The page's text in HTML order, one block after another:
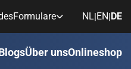
Formulare NL|EN|DE
Über unsOnlineshop